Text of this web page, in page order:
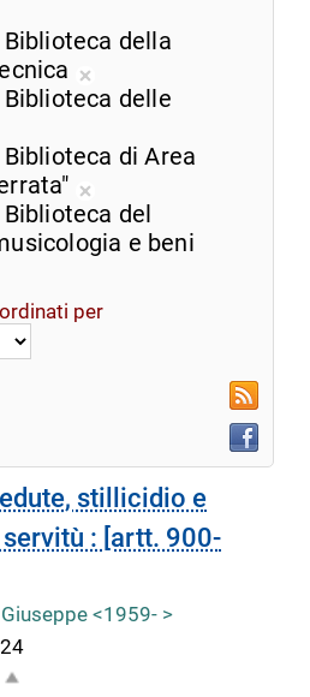
della
Rimuovi
ricerca
corrente
delle
di Area
Rimuovi
dalla
del
e beni
ordinati per
RSS
stillicidio e
: [artt. 900-
<1959- >